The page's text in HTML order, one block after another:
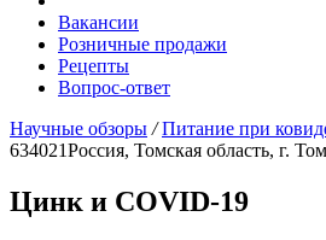
Вакансии
Розничные продажи
Рецепты
Вопрос-ответ
Научные обзоры / Питание при
634021Россия, Томская область, г.
Цинк и COVID-19